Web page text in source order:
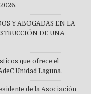
Y ABOGADAS EN LA
DE UNA
que ofrece el
Unidad Laguna.
de la Asociación